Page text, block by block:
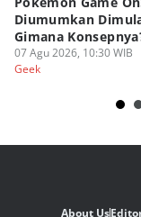
Diumumkan
Gimana
07 Agu 2026, 10:30 WIB
Geek
About Us